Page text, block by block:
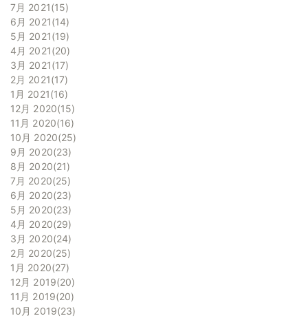
7月 2021 15
6月 2021 14
5月 2021 19
4月 2021 20
3月 2021 17
2月 2021 17
1月 2021 16
12月 2020 15
11月 2020 16
10月 2020 25
9月 2020 23
8月 2020 21
7月 2020 25
6月 2020 23
5月 2020 23
4月 2020 29
3月 2020 24
2月 2020 25
1月 2020 27
12月 2019 20
11月 2019 20
10月 2019 23